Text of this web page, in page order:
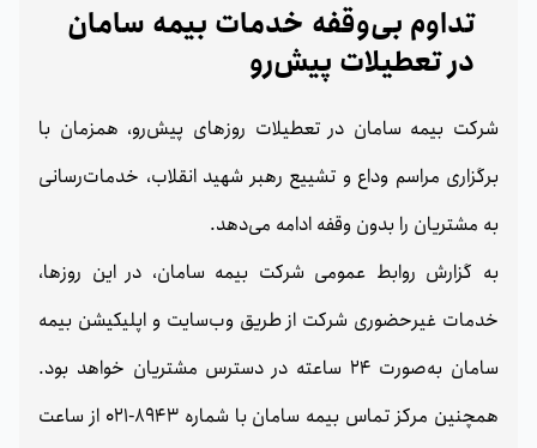
تداوم بی‌‌وقفه خدمات بیمه سامان
در تعطیلات پیش‌رو
شرکت بیمه سامان در تعطیلات روزهای پیش‌رو، همزمان با
برگزاری مراسم وداع و تشییع رهبر شهید انقلاب، خدمات‌رسانی
به مشتریان را بدون وقفه ادامه می‌دهد.
به گزارش روابط عمومی شرکت بیمه سامان، در این روزها،
خدمات غیرحضوری شرکت از طریق وب‌سایت و اپلیکیشن بیمه
سامان به‌صورت 24 ساعته در دسترس مشتریان خواهد بود.
همچنین مرکز تماس بیمه سامان با شماره 8943-021 از ساعت